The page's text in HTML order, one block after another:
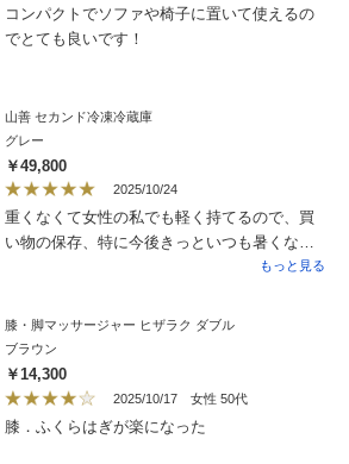
コンパクトでソファや椅子に置いて使えるの
でとても良いです！
山善 セカンド冷凍冷蔵庫
グレー
￥49,800
2025/10/24
重くなくて女性の私でも軽く持てるので、買
い物の保存、特に今後きっといつも暑くなる
もっと見る
膝・脚マッサージャー ヒザラク ダブル
ブラウン
￥14,300
2025/10/17 女性 50代
膝．ふくらはぎが楽になった